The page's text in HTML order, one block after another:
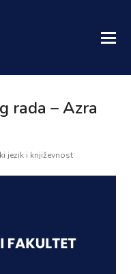
rada – Azra
jezik i književnost